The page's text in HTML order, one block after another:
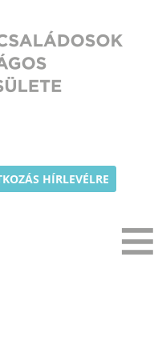
HÍRLEVÉLRE